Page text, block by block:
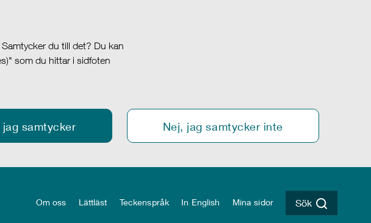
du till det? Du kan
som du hittar i sidfoten
jag samtycker Nej, jag samtycker inte
Om oss Lättläst Teckenspråk In English Mina sidor Sök